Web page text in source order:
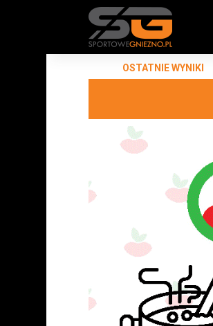
OSTATNIE WYNIKI